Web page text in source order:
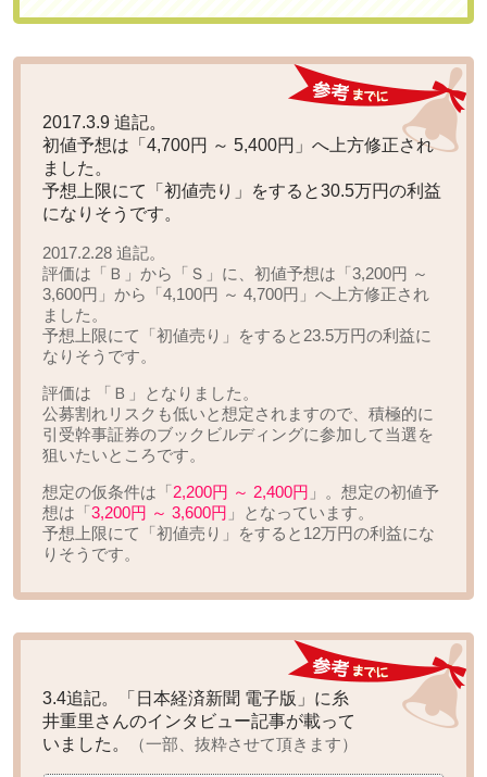
2017.3.9 追記。
初値予想は 「4,700円 ～ 5,400円」へ上方修正され
ました。
予想上限にて「初値売り」をすると30.5万円の利益
になりそうです。
2017.2.28 追記。
評価は「Ｂ」から
「Ｓ」 に、初値予想は「3,200円 ～
3,600円」から
「4,100円 ～ 4,700円」へ上方修正され
ました。
予想上限にて「初値売り」をすると 23.5万円の利益に
なりそうです。
評価は 「Ｂ」
となりました。
公募割れリスクも低いと想定されますので、積極的に
引受幹事証券のブックビルディングに参加して当選を
狙いたいところです。
想定の仮条件は「2,200円 ～ 2,400円 」。想定の初値予
想は「3,200円 ～ 3,600円 」となっています。
予想上限にて「初値売り」をすると 12万円の利益にな
りそうです。
3.4追記。「日本経済新聞 電子版」に糸
井重里さんのインタビュー記事が載って
いました。
（一部、抜粋させて頂きます）